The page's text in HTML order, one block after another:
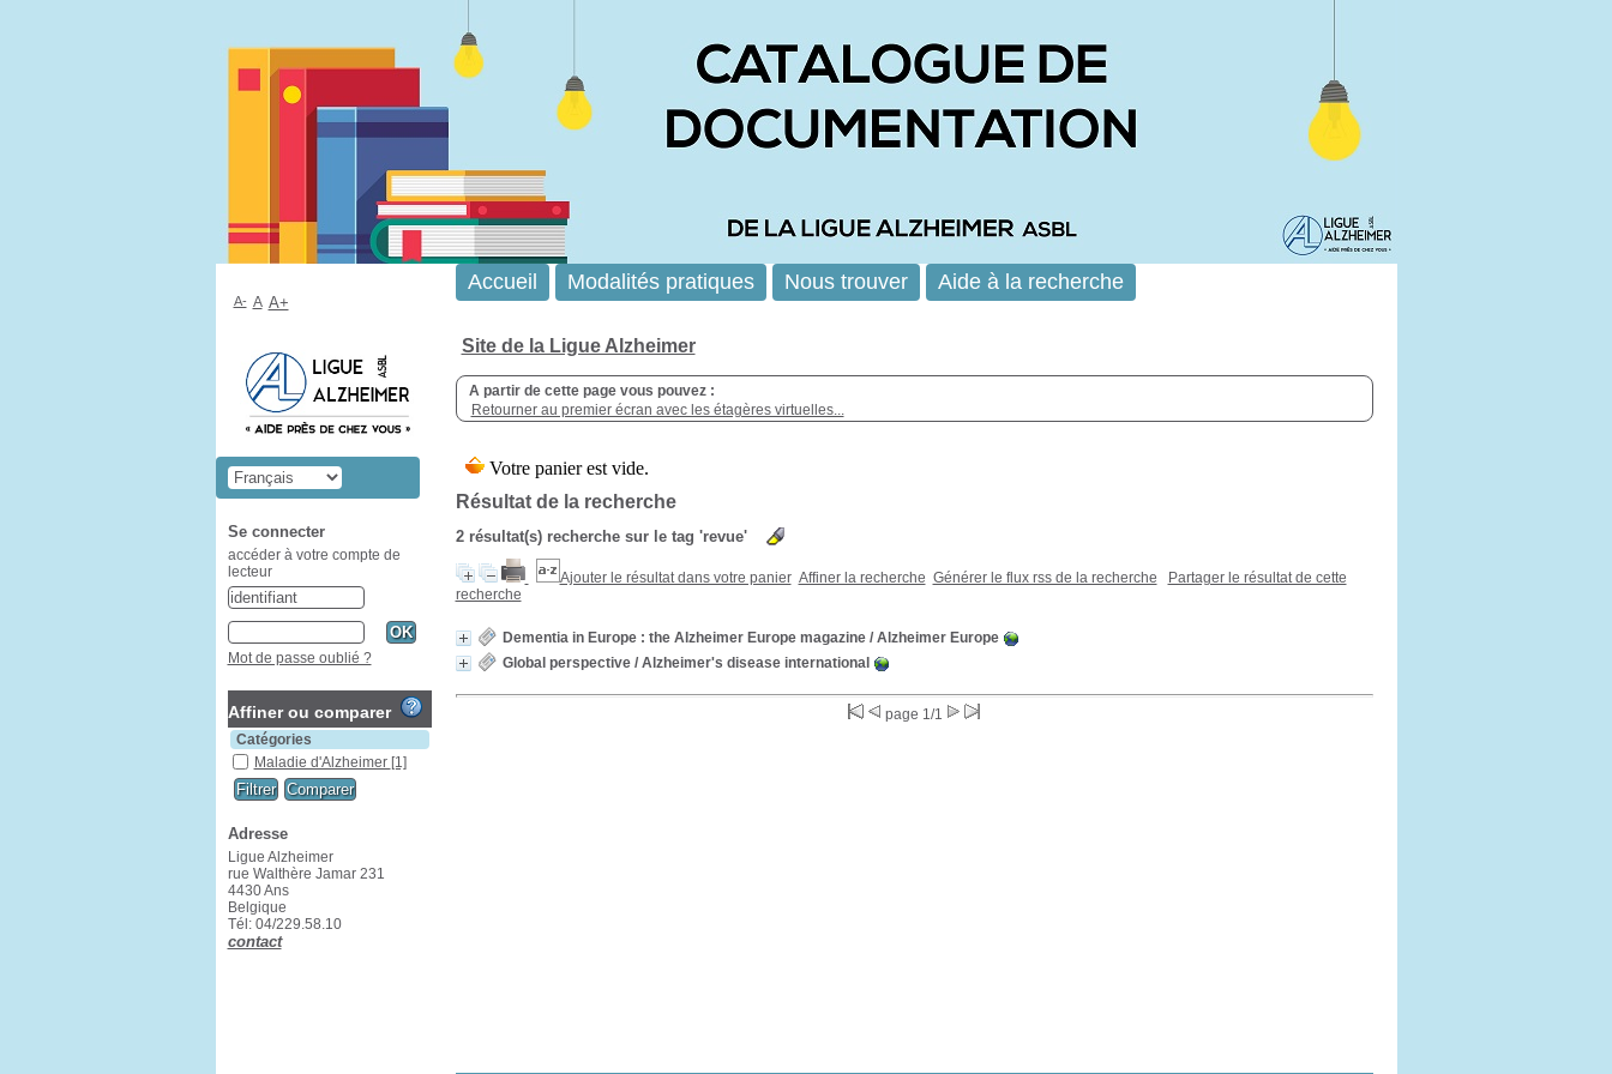
Site de la Ligue Alzheimer
A partir de cette page vous pouvez :
Retourner au premier écran avec les étagères virtuelles...
Résultat de la recherche
2 résultat(s) recherche sur le tag 'revue'
Ajouter le résultat dans votre panier Affiner la recherche Générer le flux rss de la recherche
Partager le résultat de cette
recherche
Dementia in Europe : the Alzheimer Europe magazine/ Alzheimer Europe
Global perspective/ Alzheimer's disease international
page 1/1
Accueil Modalités pratiques Nous trouver Aide à la recherche
A- A A+
Se connecter
accéder à votre compte de
lecteur
Mot de passe oublié ?
Affiner ou comparer
Catégories
Maladie d'Alzheimer [1]
Adresse
Ligue Alzheimer
rue Walthère Jamar 231
4430 Ans
Belgique
Tél: 04/229.58.10
contact